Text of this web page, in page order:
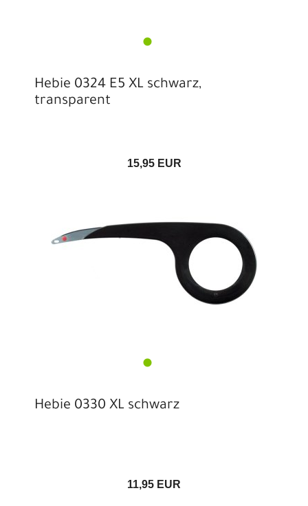
Hebie 0324 E5 XL schwarz,
transparent
15,95 EUR
Hebie 0330 XL schwarz
11,95 EUR